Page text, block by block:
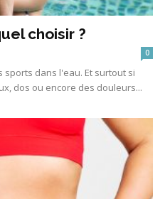
choisir ?
0
dans l'eau. Et surtout si
dos ou encore des douleurs...